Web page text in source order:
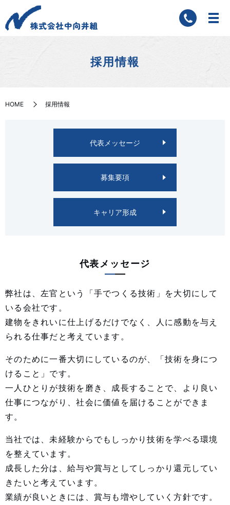
採用情報
HOME 採用情報
代表メッセージ
募集要項
キャリア形成
代表メッセージ
弊社は、左官という「手でつくる技術」を大切にして
いる会社です。
建物をきれいに仕上げるだけでなく、人に感動を与え
られる仕事だと考えています。
そのために一番大切にしているのが、「技術を身につ
けること」です。
一人ひとりが技術を磨き、成長することで、より良い
仕事につながり、社会に価値を届けることができま
す。
当社では、未経験からでもしっかり技術を学べる環境
を整えています。
成長した分は、給与や賞与としてしっかり還元してい
きたいと考えています。
業績が良いときには、賞与も増やしていく方針です。